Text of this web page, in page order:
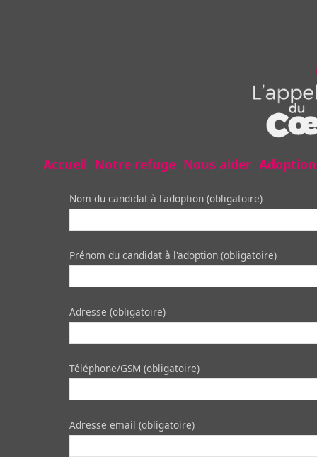
Accueil Notre refuge Nous aider
Nom du candidat à l'adoption (obligatoire)
Prénom du candidat à l'adoption (obligatoire)
Adresse (obligatoire)
Téléphone/GSM (obligatoire)
Adresse email (obligatoire)